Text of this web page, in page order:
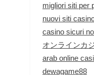
migliori siti per
nuovi siti
casino sicuri
オンラインカ
arab online
dewagame88